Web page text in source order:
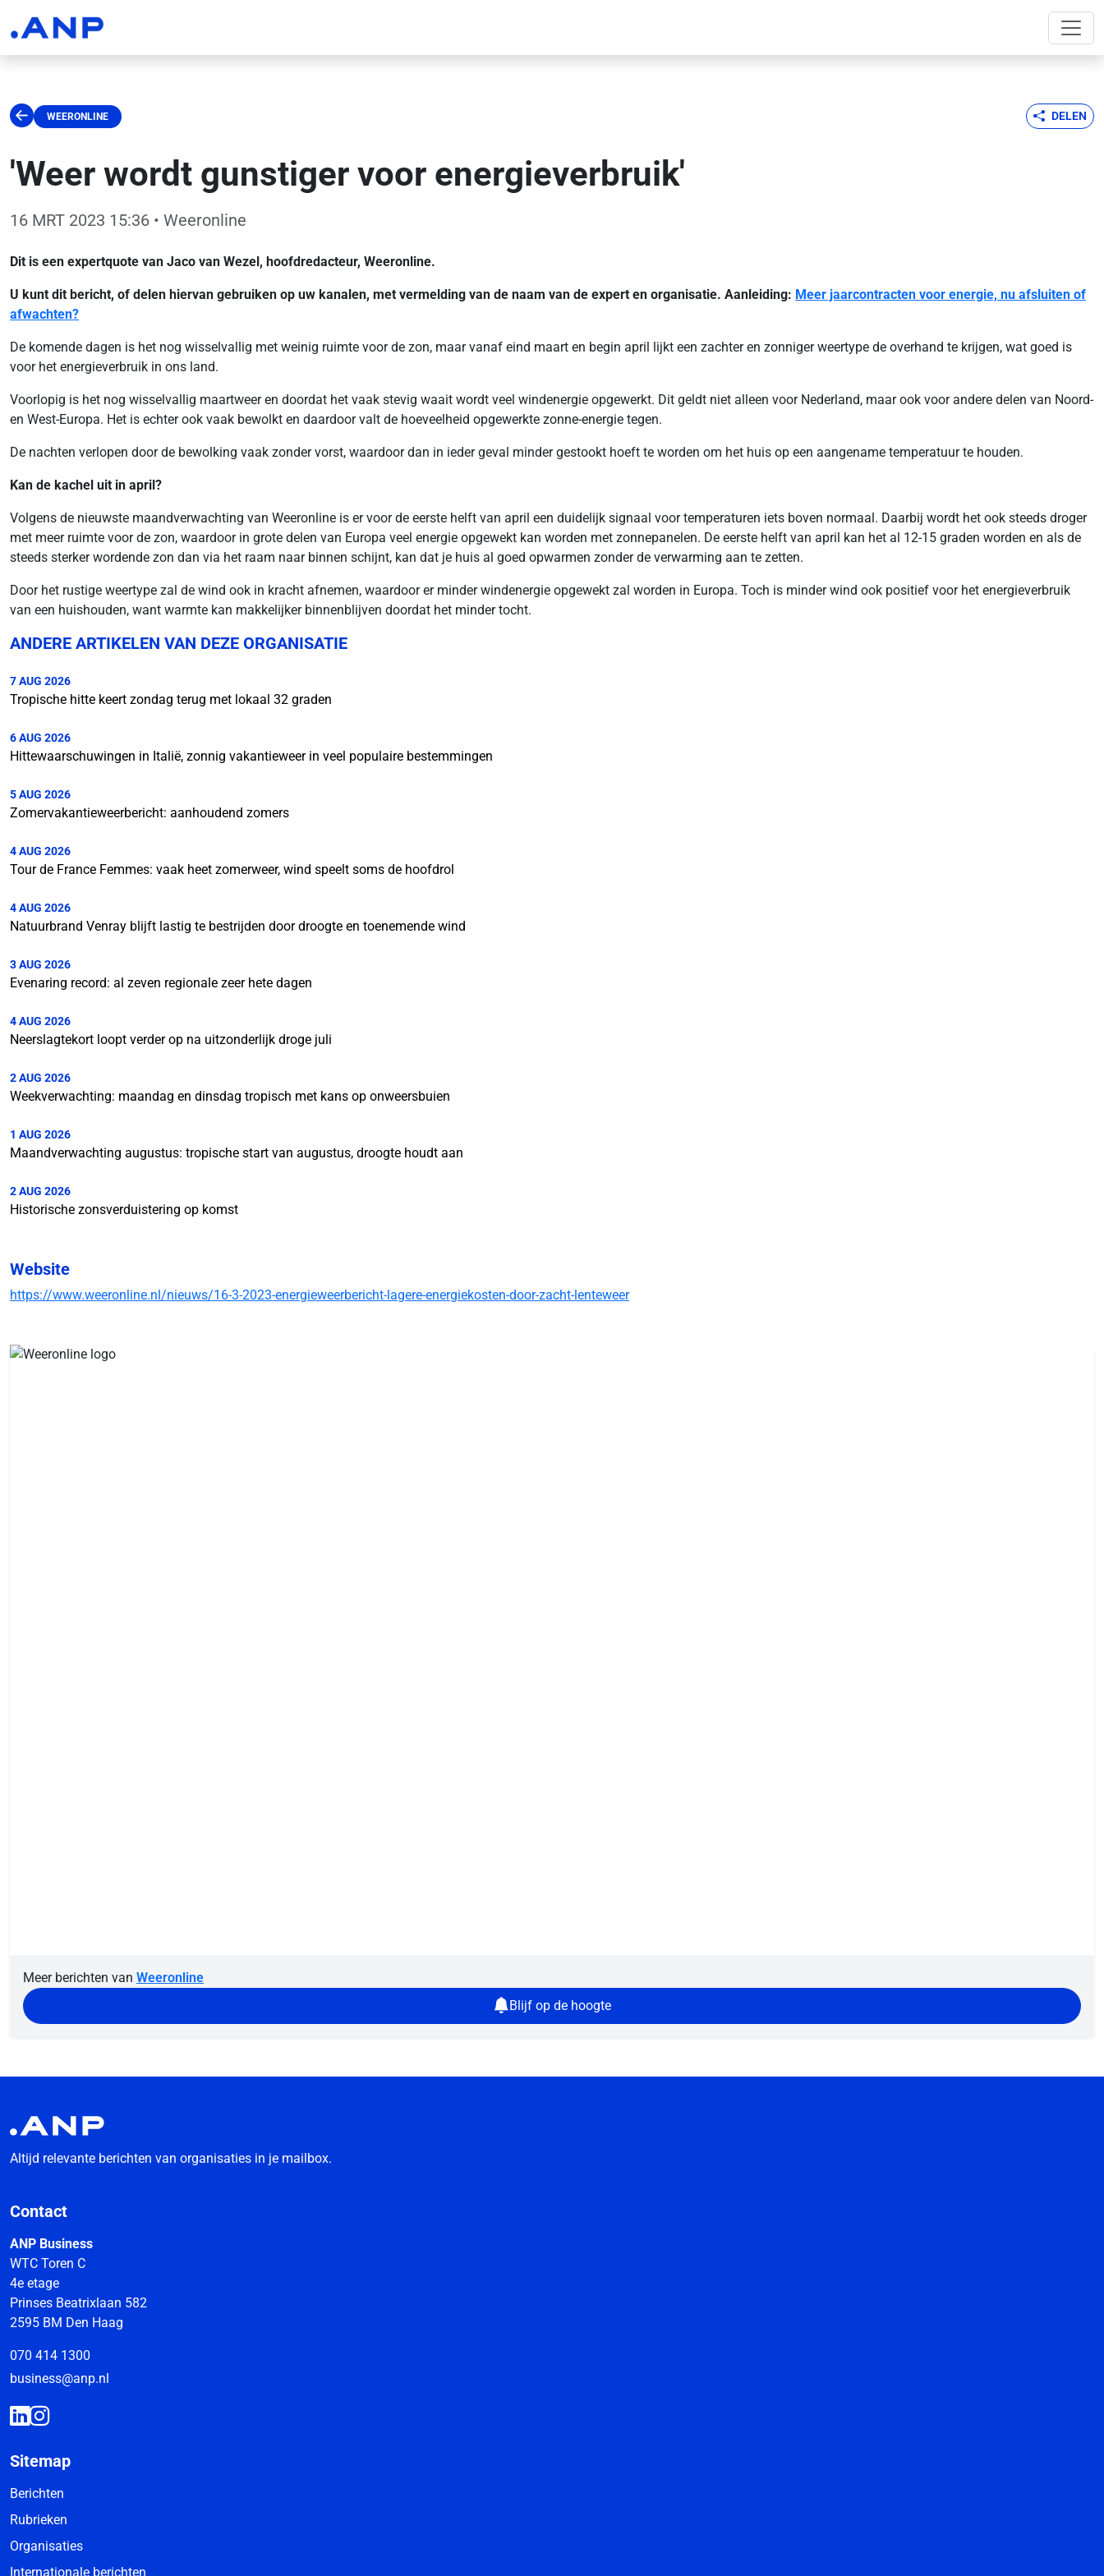
WEERONLINE DELEN
'Weer wordt gunstiger voor energieverbruik'
16 MRT 2023 15:36 • Weeronline
Dit is een expertquote van Jaco van Wezel, hoofdredacteur, Weeronline.
U kunt dit bericht, of delen hiervan gebruiken op uw kanalen, met vermelding van de naam van de expert en organisatie. Aanleiding: Meer jaarcontracten voor energie, nu afsluiten of
afwachten?
De komende dagen is het nog wisselvallig met weinig ruimte voor de zon, maar vanaf eind maart en begin april lijkt een zachter en zonniger weertype de overhand te krijgen, wat goed is
voor het energieverbruik in ons land.
Voorlopig is het nog wisselvallig maartweer en doordat het vaak stevig waait wordt veel windenergie opgewerkt. Dit geldt niet alleen voor Nederland, maar ook voor andere delen van Noord-
en West-Europa. Het is echter ook vaak bewolkt en daardoor valt de hoeveelheid opgewerkte zonne-energie tegen.
De nachten verlopen door de bewolking vaak zonder vorst, waardoor dan in ieder geval minder gestookt hoeft te worden om het huis op een aangename temperatuur te houden.
Kan de kachel uit in april?
Volgens de nieuwste maandverwachting van Weeronline is er voor de eerste helft van april een duidelijk signaal voor temperaturen iets boven normaal. Daarbij wordt het ook steeds droger
met meer ruimte voor de zon, waardoor in grote delen van Europa veel energie opgewekt kan worden met zonnepanelen. De eerste helft van april kan het al 12-15 graden worden en als de
steeds sterker wordende zon dan via het raam naar binnen schijnt, kan dat je huis al goed opwarmen zonder de verwarming aan te zetten.
Door het rustige weertype zal de wind ook in kracht afnemen, waardoor er minder windenergie opgewekt zal worden in Europa. Toch is minder wind ook positief voor het energieverbruik
van een huishouden, want warmte kan makkelijker binnenblijven doordat het minder tocht.
ANDERE ARTIKELEN VAN DEZE ORGANISATIE
7 AUG 2026
Tropische hitte keert zondag terug met lokaal 32 graden
6 AUG 2026
Hittewaarschuwingen in Italië, zonnig vakantieweer in veel populaire bestemmingen
5 AUG 2026
Zomervakantieweerbericht: aanhoudend zomers
4 AUG 2026
Tour de France Femmes: vaak heet zomerweer, wind speelt soms de hoofdrol
4 AUG 2026
Natuurbrand Venray blijft lastig te bestrijden door droogte en toenemende wind
3 AUG 2026
Evenaring record: al zeven regionale zeer hete dagen
4 AUG 2026
Neerslagtekort loopt verder op na uitzonderlijk droge juli
2 AUG 2026
Weekverwachting: maandag en dinsdag tropisch met kans op onweersbuien
1 AUG 2026
Maandverwachting augustus: tropische start van augustus, droogte houdt aan
2 AUG 2026
Historische zonsverduistering op komst
Website
https://www.weeronline.nl/nieuws/16-3-2023-energieweerbericht-lagere-energiekosten-door-zacht-lenteweer
Meer berichten van Weeronline
Blijf op de hoogte
Altijd relevante berichten van organisaties in je mailbox.
Contact
ANP Business
WTC Toren C
4e etage
Prinses Beatrixlaan 582
2595 BM Den Haag
070 414 1300
business@anp.nl
Sitemap
Berichten
Rubrieken
Organisaties
Internationale berichten